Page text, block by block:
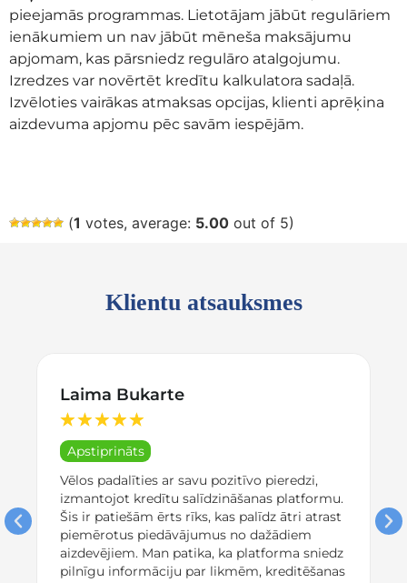
pieejamās programmas. Lietotājam jābūt regulāriem
ienākumiem un nav jābūt mēneša maksājumu
apjomam, kas pārsniedz regulāro atalgojumu.
Izredzes var novērtēt kredītu kalkulatora sadaļā.
Izvēloties vairākas atmaksas opcijas, klienti aprēķina
aizdevuma apjomu pēc savām iespējām.
(1 votes, average: 5.00 out of 5)
Klientu atsauksmes
Laima Bukarte
★★★★★
Apstiprināts
Vēlos padalīties ar savu pozitīvo pieredzi,
izmantojot kredītu salīdzināšanas platformu.
Šis ir patiešām ērts rīks, kas palīdz ātri atrast
piemērotus piedāvājumus no dažādiem
aizdevējiem. Man patika, ka platforma sniedz
pilnīgu informāciju par likmēm, kreditēšanas